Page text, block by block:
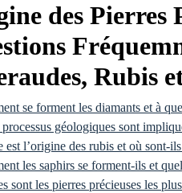
des Pierres
Rubis
se forment les diamants et à
géologiques sont
est l’origine des rubis et où sont-
les saphirs se forment-ils et
sont les pierres précieuses les